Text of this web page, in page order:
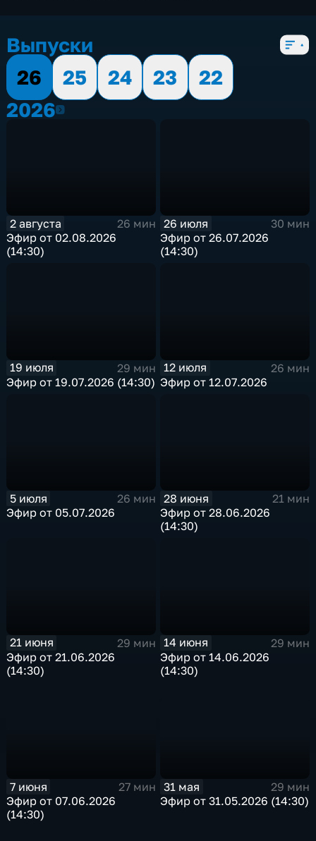
Выпуски
26
25 24 23
22
20262026
2 августа
26 мин
Эфир от 02.08.2026
(14:30)
26 июля
30 мин
Эфир от 26.07.2026
(14:30)
19 июля
29 мин
Эфир от 19.07.2026 (14:30)
12 июля
26 мин
Эфир от 12.07.2026
5 июля
26 мин
Эфир от 05.07.2026
28 июня
21 мин
Эфир от 28.06.2026
(14:30)
21 июня
29 мин
Эфир от 21.06.2026
(14:30)
14 июня
29 мин
Эфир от 14.06.2026
(14:30)
7 июня
27 мин
Эфир от 07.06.2026
(14:30)
31 мая
29 мин
Эфир от 31.05.2026 (14:30)